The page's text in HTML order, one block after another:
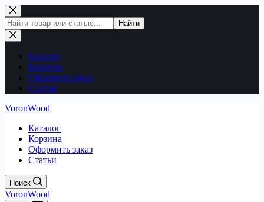
Перейти
к
сути
Поиск
по
сайту
Найти
Каталог
Корзина
Оформить заказ
Статьи
VoronWood
Каталог
Корзина
Оформить заказ
Статьи
Поиск
VoronWood